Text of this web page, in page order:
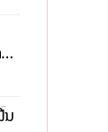
ນ